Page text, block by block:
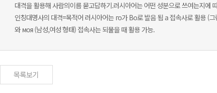
대격을 활용해 사람의이름 묻고답하기.러시아어는 어떤 성분으로 쓰여는지에
인칭대명사의 대격=목적어 러시아어는 го가 Bo로 발음 됨 а 접속사로 활용 (
와 моя (남성,여성 형태) 접속사는 되물을 때 활용 가능.
목록보기